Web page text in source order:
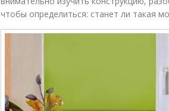
чтобы определиться: станет ли такая